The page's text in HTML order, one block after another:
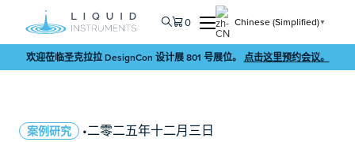
0 Chinese (Simplified)▼
欢迎莅临圣克拉拉 DesignCon 设计展 801 号展位。 点击这里预约会议。
案例研究 •二零二五年十二月三日